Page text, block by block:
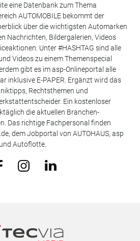
eine Datenbank zum Thema
AUTOMOBILE bekommt der
über die wichtigsten Automarken
Nachrichten, Bildergalerien, Videos
Unter #HASHTAG sind alle
Videos zu einem Themenspecial
gibt es im asp-Onlineportal alle
inklusive E-PAPER. Ergänzt wird das
Rechtsthemen und
Ein kostenloser
die aktuellen Branchen-
Das richtige Fachpersonal finden
dem Jobportal von AUTOHAUS, asp
Autoflotte.